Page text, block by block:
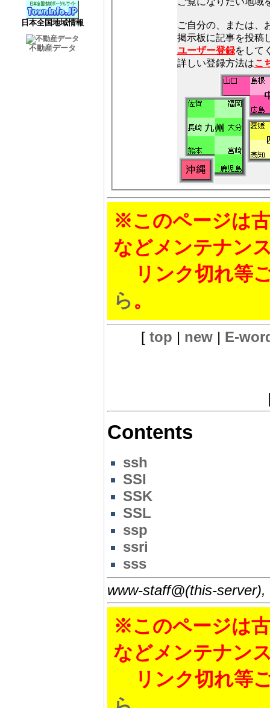
日本全国地域情報
不動産データ
ご自分の、または、
ユーザー登録をして
詳しい登録方法はこ
※このページは
などメンテナン
リンク切れ等
ら。
[ top | new| E-
Contents
ssh
SSI
SSK
SSL
ssp
ssri
sss
www-staff@(this-
※このページは
などメンテナン
リンク切れ等